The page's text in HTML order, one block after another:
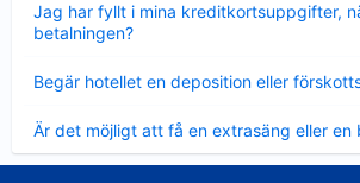
Jag har fyllt i mina kreditkortsuppgifter,
betalningen?
mindre
Begär hotellet en deposition eller
mindre
Är det möjligt att få en extrasäng eller en
mindre